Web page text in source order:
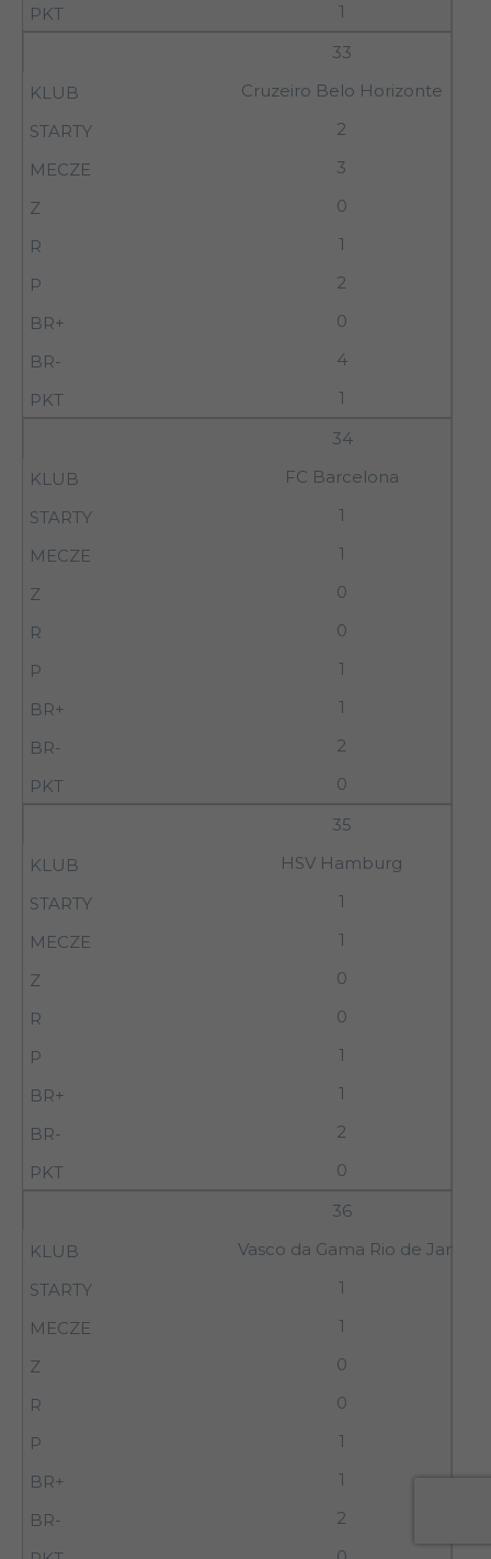
1
33
Cruzeiro Belo Horizonte
2
3
0
1
2
0
4
1
34
FC Barcelona
1
1
0
0
1
1
2
0
35
HSV Hamburg
1
1
0
0
1
1
2
0
36
Vasco da Gama Rio de Janeiro
1
1
0
0
1
1
2